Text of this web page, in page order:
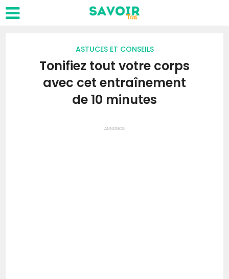
ASTUCES ET CONSEILS
Tonifiez tout votre corps
avec cet entraînement
de 10 minutes
ANNONCE